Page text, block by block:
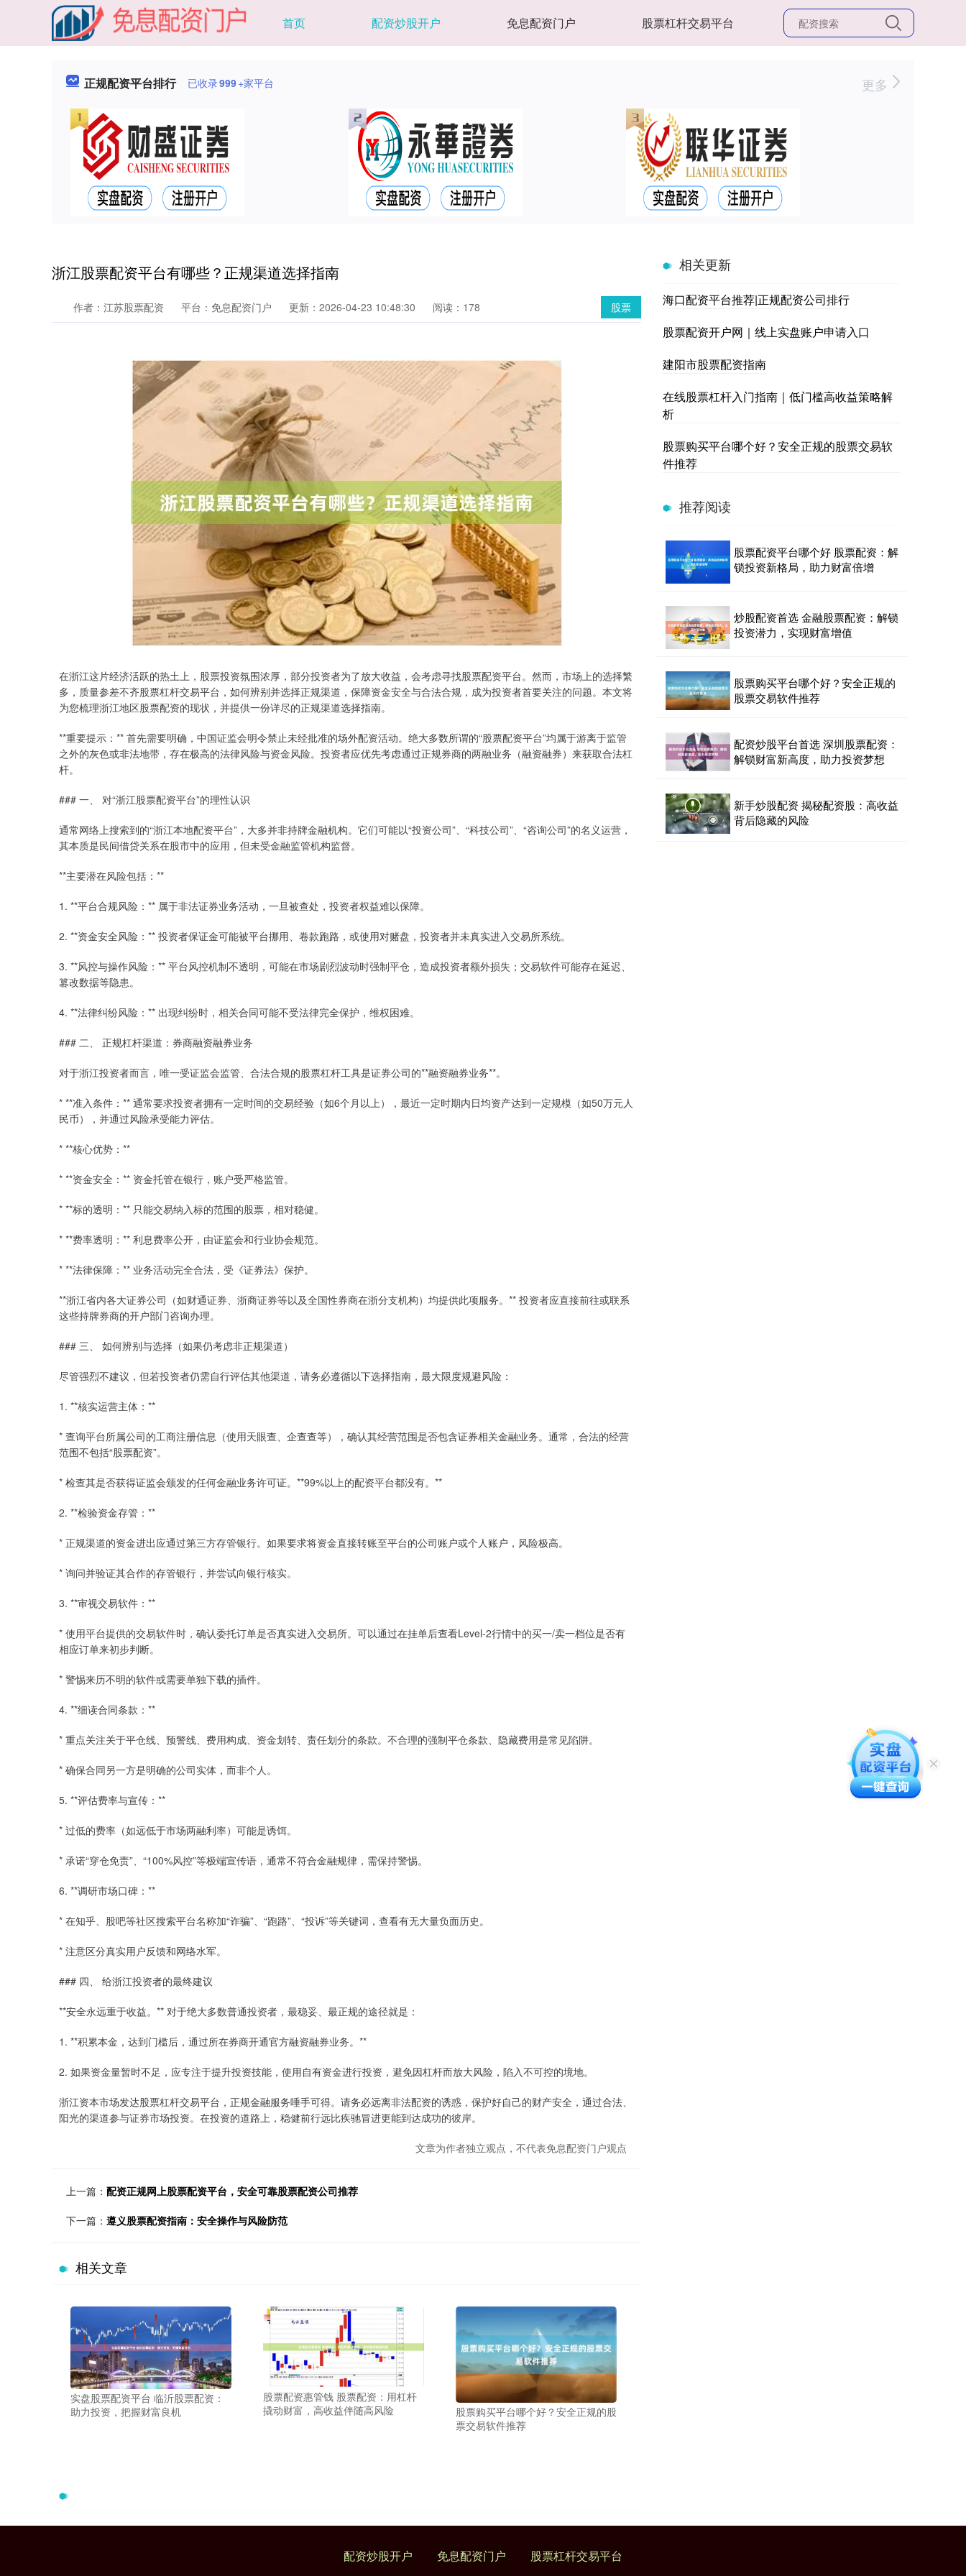
首页 配资炒股开户 免息配资门户 股票杠杆交易平台
正规配资平台排行 已收录999+家平台 更多
浙江股票配资平台有哪些？正规渠道选择指南
股票
作者：江苏股票配资 平台：免息配资门户 更新：2026-04-23 10:48:30 阅读：178
在浙江这片经济活跃的热土上，股票投资氛围浓厚，部分投资者为了放大收益，会考虑寻找股票配资平台。然而，市场上的选择繁
多，质量参差不齐股票杠杆交易平台，如何辨别并选择正规渠道，保障资金安全与合法合规，成为投资者首要关注的问题。本文将
为您梳理浙江地区股票配资的现状，并提供一份详尽的正规渠道选择指南。
**重要提示：** 首先需要明确，中国证监会明令禁止未经批准的场外配资活动。绝大多数所谓的“股票配资平台”均属于游离于监管
之外的灰色或非法地带，存在极高的法律风险与资金风险。投资者应优先考虑通过正规券商的两融业务（融资融券）来获取合法杠
杆。
### 一、 对“浙江股票配资平台”的理性认识
通常网络上搜索到的“浙江本地配资平台”，大多并非持牌金融机构。它们可能以“投资公司”、“科技公司”、“咨询公司”的名义运营，
其本质是民间借贷关系在股市中的应用，但未受金融监管机构监督。
**主要潜在风险包括：**
1. **平台合规风险：** 属于非法证券业务活动，一旦被查处，投资者权益难以保障。
2. **资金安全风险：** 投资者保证金可能被平台挪用、卷款跑路，或使用对赌盘，投资者并未真实进入交易所系统。
3. **风控与操作风险：** 平台风控机制不透明，可能在市场剧烈波动时强制平仓，造成投资者额外损失；交易软件可能存在延迟、
篡改数据等隐患。
4. **法律纠纷风险：** 出现纠纷时，相关合同可能不受法律完全保护，维权困难。
### 二、 正规杠杆渠道：券商融资融券业务
对于浙江投资者而言，唯一受证监会监管、合法合规的股票杠杆工具是证券公司的**融资融券业务**。
* **准入条件：** 通常要求投资者拥有一定时间的交易经验（如6个月以上），最近一定时期内日均资产达到一定规模（如50万元人
民币），并通过风险承受能力评估。
* **核心优势：**
* **资金安全：** 资金托管在银行，账户受严格监管。
* **标的透明：** 只能交易纳入标的范围的股票，相对稳健。
* **费率透明：** 利息费率公开，由证监会和行业协会规范。
* **法律保障：** 业务活动完全合法，受《证券法》保护。
**浙江省内各大证券公司（如财通证券、浙商证券等以及全国性券商在浙分支机构）均提供此项服务。** 投资者应直接前往或联系
这些持牌券商的开户部门咨询办理。
### 三、 如何辨别与选择（如果仍考虑非正规渠道）
尽管强烈不建议，但若投资者仍需自行评估其他渠道，请务必遵循以下选择指南，最大限度规避风险：
1. **核实运营主体：**
* 查询平台所属公司的工商注册信息（使用天眼查、企查查等），确认其经营范围是否包含证券相关金融业务。通常，合法的经营
范围不包括“股票配资”。
* 检查其是否获得证监会颁发的任何金融业务许可证。**99%以上的配资平台都没有。**
2. **检验资金存管：**
* 正规渠道的资金进出应通过第三方存管银行。如果要求将资金直接转账至平台的公司账户或个人账户，风险极高。
* 询问并验证其合作的存管银行，并尝试向银行核实。
3. **审视交易软件：**
* 使用平台提供的交易软件时，确认委托订单是否真实进入交易所。可以通过在挂单后查看Level-2行情中的买一/卖一档位是否有
相应订单来初步判断。
* 警惕来历不明的软件或需要单独下载的插件。
4. **细读合同条款：**
* 重点关注关于平仓线、预警线、费用构成、资金划转、责任划分的条款。不合理的强制平仓条款、隐藏费用是常见陷阱。
* 确保合同另一方是明确的公司实体，而非个人。
5. **评估费率与宣传：**
* 过低的费率（如远低于市场两融利率）可能是诱饵。
* 承诺“穿仓免责”、“100%风控”等极端宣传语，通常不符合金融规律，需保持警惕。
6. **调研市场口碑：**
* 在知乎、股吧等社区搜索平台名称加“诈骗”、“跑路”、“投诉”等关键词，查看有无大量负面历史。
* 注意区分真实用户反馈和网络水军。
### 四、 给浙江投资者的最终建议
**安全永远重于收益。** 对于绝大多数普通投资者，最稳妥、最正规的途径就是：
1. **积累本金，达到门槛后，通过所在券商开通官方融资融券业务。**
2. 如果资金量暂时不足，应专注于提升投资技能，使用自有资金进行投资，避免因杠杆而放大风险，陷入不可控的境地。
浙江资本市场发达股票杠杆交易平台，正规金融服务唾手可得。请务必远离非法配资的诱惑，保护好自己的财产安全，通过合法、
阳光的渠道参与证券市场投资。在投资的道路上，稳健前行远比疾驰冒进更能到达成功的彼岸。
文章为作者独立观点，不代表免息配资门户观点
上一篇： 配资正规网上股票配资平台，安全可靠股票配资公司推荐
下一篇： 遵义股票配资指南：安全操作与风险防范
相关文章
实盘股票配资平台 临沂股票配资：
助力投资，把握财富良机
股票配资惠管钱 股票配资：用杠杆
撬动财富，高收益伴随高风险
股票购买平台哪个好？安全正规的股
票交易软件推荐
相关更新
海口配资平台推荐|正规配资公司排行
股票配资开户网｜线上实盘账户申请入口
建阳市股票配资指南
在线股票杠杆入门指南｜低门槛高收益策略解
析
股票购买平台哪个好？安全正规的股票交易软
件推荐
推荐阅读
股票配资平台哪个好 股票配资：解
锁投资新格局，助力财富倍增
炒股配资首选 金融股票配资：解锁
投资潜力，实现财富增值
股票购买平台哪个好？安全正规的
股票交易软件推荐
配资炒股平台首选 深圳股票配资：
解锁财富新高度，助力投资梦想
新手炒股配资 揭秘配资股：高收益
背后隐藏的风险
配资炒股开户 免息配资门户 股票杠杆交易平台